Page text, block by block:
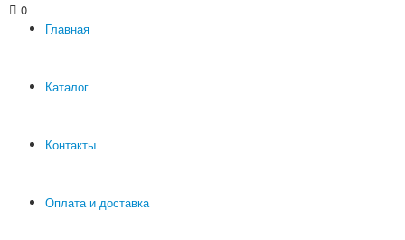
0
Главная
Каталог
Контакты
Оплата и доставка